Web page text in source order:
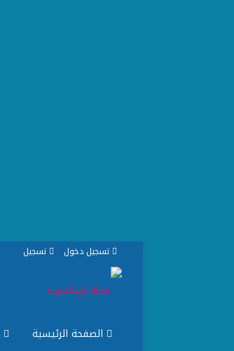
تسجيل دخول تسجيل
الصفحة الرئيسية